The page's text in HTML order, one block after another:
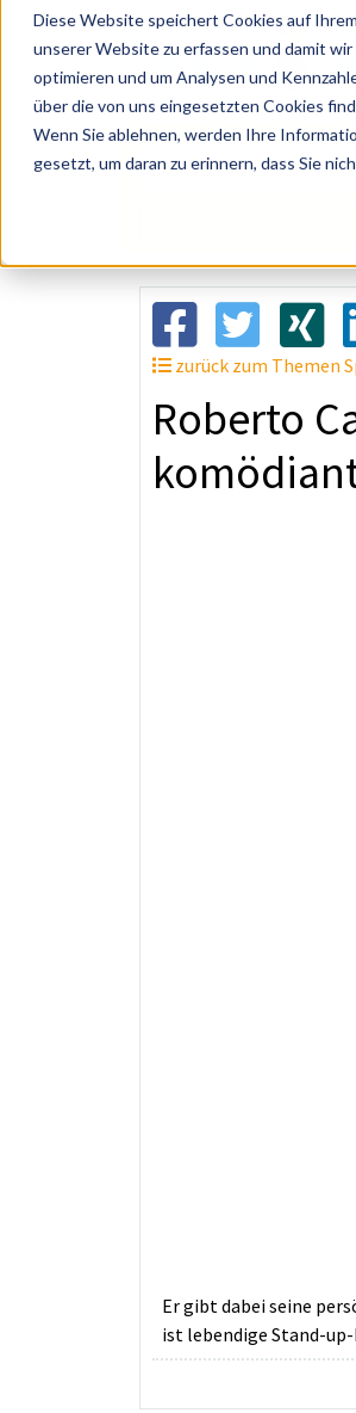
Diese Website speichert Cookies auf
unserer Website zu erfassen und damit
optimieren und um Analysen und
über die von uns eingesetzten Cookies
Wenn Sie ablehnen, werden Ihre
gesetzt, um daran zu erinnern, dass Sie
zurück zum Themen
Roberto
Er gibt dabei seine
ist lebendige Stand-up-
Künstler, Zelte, Bands, Catering, ...